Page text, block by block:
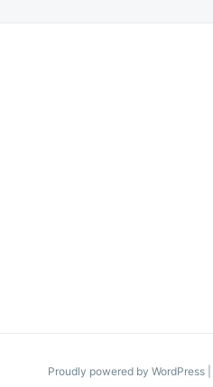
Proudly powered by WordPress